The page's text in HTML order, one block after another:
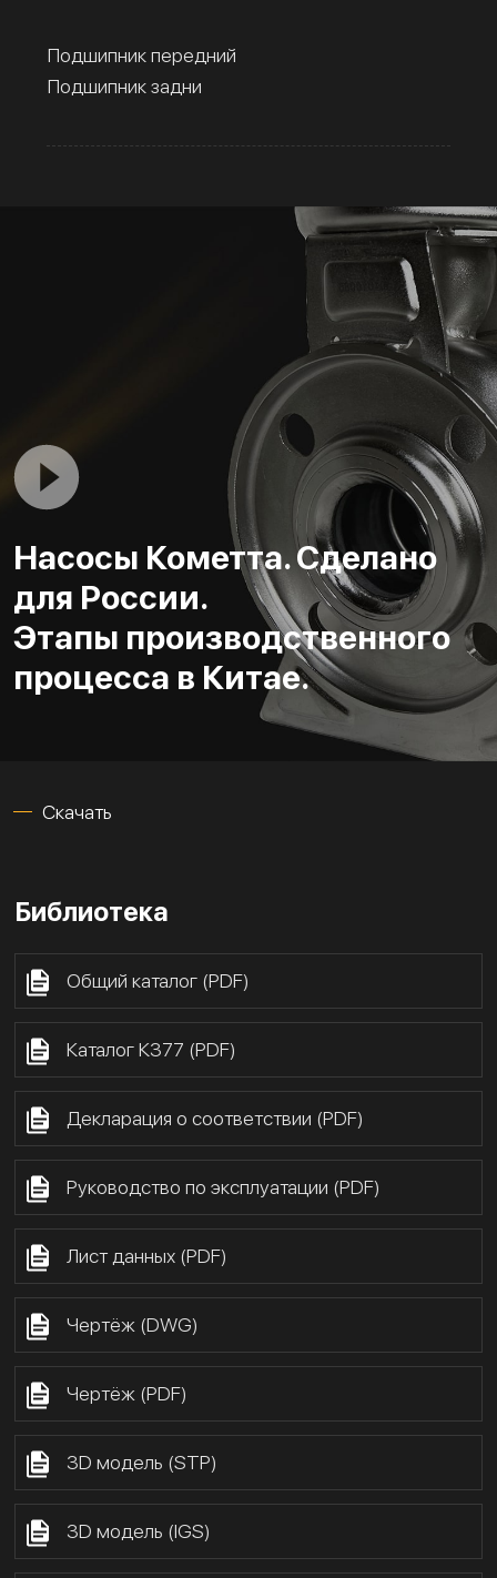
Подшипник передний
Подшипник задни
Насосы Кометта. Сделано
для России.
Этапы производственного
процесса в Китае.
Скачать
Библиотека
Общий каталог (PDF)
Каталог К377 (PDF)
Декларация о соответствии (PDF)
Руководство по эксплуатации (PDF)
Лист данных (PDF)
Чертёж (DWG)
Чертёж (PDF)
3D модель (STP)
3D модель (IGS)